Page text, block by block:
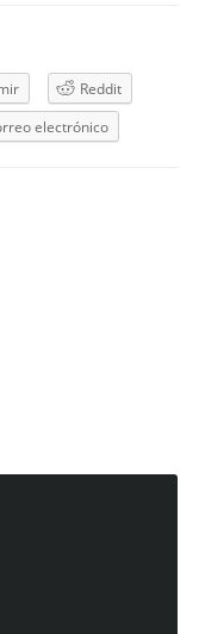
Reddit
electrónico